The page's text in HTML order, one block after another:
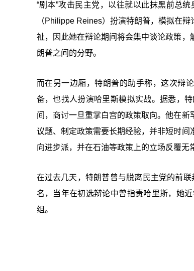
“剧本”攻击民主党，以往就以此抹黑前总
（Philippe Reines）扮演特朗普，模拟在
祉，因此她在辩论期间将会集中谈论政策
朗普之间的分野。
而在另一边厢，特朗普的助手称，这次辩
备，也找人扮演哈里斯模拟实战。据悉，
间，商讨一旦重掌白宫的政策取向。他在
议题、制定政策需要长期经验，并非短时
向进步派，并在石油等政策上的立场反覆无
在过去几天，特朗普曾与脱离民主党的前
名，当年在初选辩论中曾指责哈里斯，她
组。